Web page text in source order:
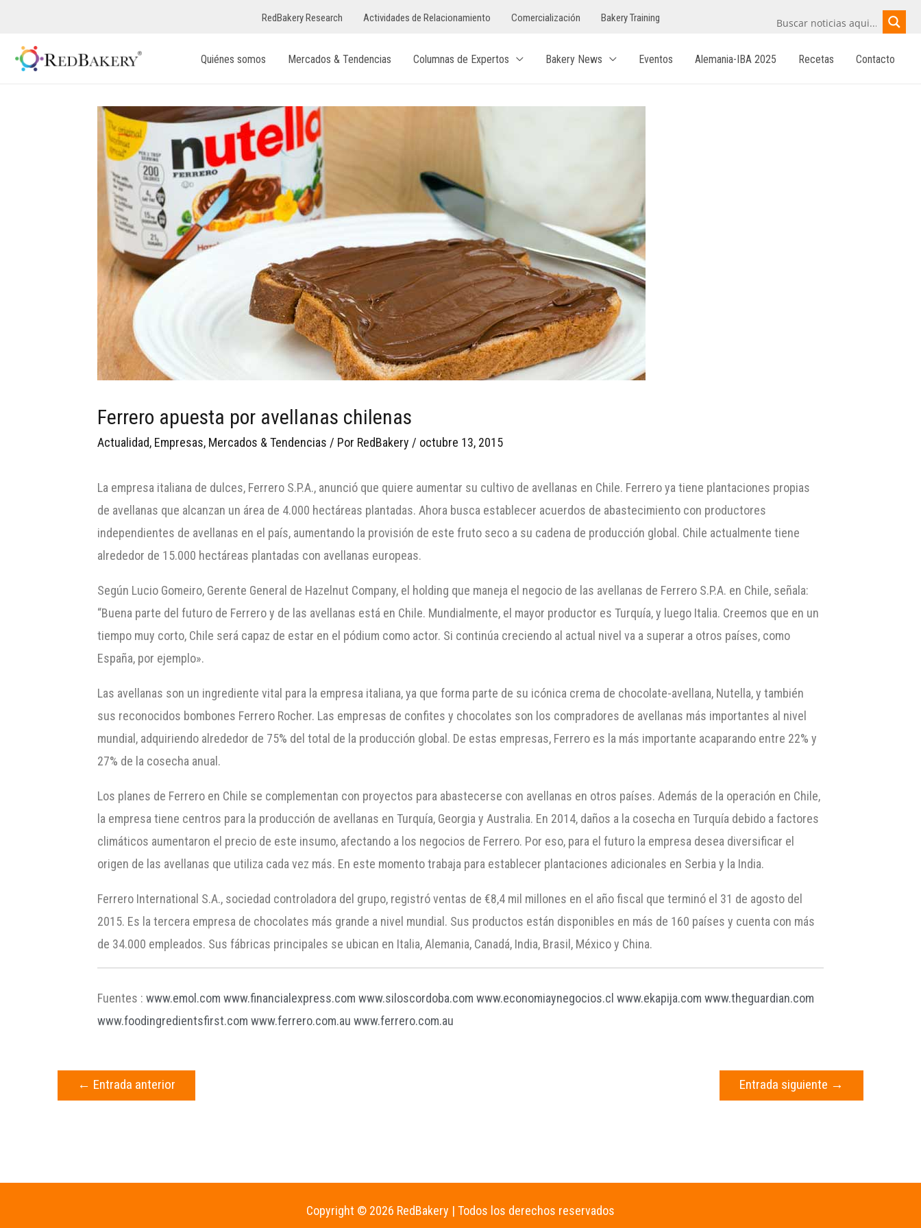
RedBakery Research Actividades de Relacionamiento Comercialización Bakery Training
Quiénes somos Mercados & Tendencias Columnas de Expertos Bakery News Eventos Alemania-IBA 2025 Recetas Contacto
Ferrero apuesta por avellanas chilenas
Actualidad, Empresas, Mercados & Tendencias / Por RedBakery / octubre 13, 2015
La empresa italiana de dulces, Ferrero S.P.A., anunció que quiere aumentar su cultivo de avellanas en Chile. Ferrero ya tiene plantaciones propias
de avellanas que alcanzan un área de 4.000 hectáreas plantadas. Ahora busca establecer acuerdos de abastecimiento con productores
independientes de avellanas en el país, aumentando la provisión de este fruto seco a su cadena de producción global. Chile actualmente tiene
alrededor de 15.000 hectáreas plantadas con avellanas europeas.
Según Lucio Gomeiro, Gerente General de Hazelnut Company, el holding que maneja el negocio de las avellanas de Ferrero S.P.A. en Chile, señala:
“Buena parte del futuro de Ferrero y de las avellanas está en Chile. Mundialmente, el mayor productor es Turquía, y luego Italia. Creemos que en un
tiempo muy corto, Chile será capaz de estar en el pódium como actor. Si continúa creciendo al actual nivel va a superar a otros países, como
España, por ejemplo».
Las avellanas son un ingrediente vital para la empresa italiana, ya que forma parte de su icónica crema de chocolate-avellana, Nutella, y también
sus reconocidos bombones Ferrero Rocher. Las empresas de confites y chocolates son los compradores de avellanas más importantes al nivel
mundial, adquiriendo alrededor de 75% del total de la producción global. De estas empresas, Ferrero es la más importante acaparando entre 22% y
27% de la cosecha anual.
Los planes de Ferrero en Chile se complementan con proyectos para abastecerse con avellanas en otros países. Además de la operación en Chile,
la empresa tiene centros para la producción de avellanas en Turquía, Georgia y Australia. En 2014, daños a la cosecha en Turquía debido a factores
climáticos aumentaron el precio de este insumo, afectando a los negocios de Ferrero. Por eso, para el futuro la empresa desea diversificar el
origen de las avellanas que utiliza cada vez más. En este momento trabaja para establecer plantaciones adicionales en Serbia y la India.
Ferrero International S.A., sociedad controladora del grupo, registró ventas de €8,4 mil millones en el año fiscal que terminó el 31 de agosto del
2015. Es la tercera empresa de chocolates más grande a nivel mundial. Sus productos están disponibles en más de 160 países y cuenta con más
de 34.000 empleados. Sus fábricas principales se ubican en Italia, Alemania, Canadá, India, Brasil, México y China.
Fuentes : www.emol.com www.financialexpress.com www.siloscordoba.com www.economiaynegocios.cl www.ekapija.com www.theguardian.com
www.foodingredientsfirst.com www.ferrero.com.au www.ferrero.com.au
← Entrada anterior Entrada siguiente →
Copyright © 2026 RedBakery | Todos los derechos reservados